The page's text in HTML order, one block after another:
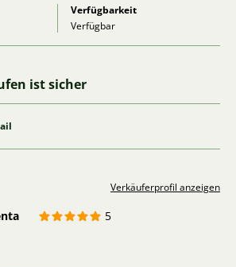
Verfügbarkeit
Verfügbar
ist sicher
Verkäuferprofil anzeigen
5